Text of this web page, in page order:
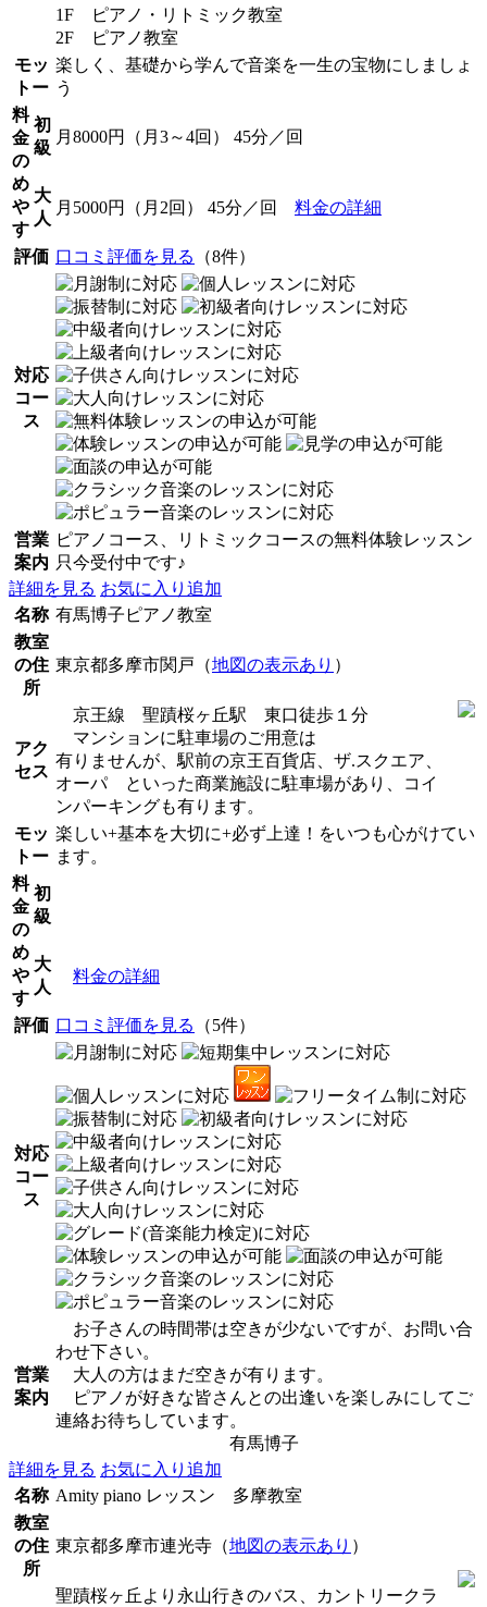
1F ピアノ・リトミック教室
2F ピアノ教室
モッ
トー
楽しく、基礎から学んで音楽を一生の宝物にしましょ
う
料
金
の
め
や
す
初
級
月8000円（月3～4回） 45分／回
大
人
月5000円（月2回） 45分／回 料金の詳細
評価 口コミ評価を見る （8件）
対応
コー
ス
営業
案内
ピアノコース、リトミックコースの無料体験レッスン
只今受付中です♪
詳細を見る お気に入り追加
名称 有馬博子ピアノ教室
教室
の住
所
東京都多摩市関戸（地図の表示あり ）
アク
セス
京王線 聖蹟桜ヶ丘駅 東口徒歩１分
マンションに駐車場のご用意は
有りませんが、駅前の京王百貨店、ザ.スクエア、
オーパ といった商業施設に駐車場があり、コイ
ンパーキングも有ります。
モッ
トー
楽しい+基本を大切に+必ず上達！をいつも心がけてい
ます。
料
金
の
め
や
す
初
級
大
人
料金の詳細
評価 口コミ評価を見る （5件）
対応
コー
ス
営業
案内
お子さんの時間帯は空きが少ないですが、お問い合
わせ下さい。
大人の方はまだ空きが有ります。
ピアノが好きな皆さんとの出逢いを楽しみにしてご
連絡お待ちしています。
有馬博子
詳細を見る お気に入り追加
名称 Amity piano レッスン 多摩教室
教室
の住
所
東京都多摩市連光寺（地図の表示あり ）
聖蹟桜ヶ丘より永山行きのバス、カントリークラ